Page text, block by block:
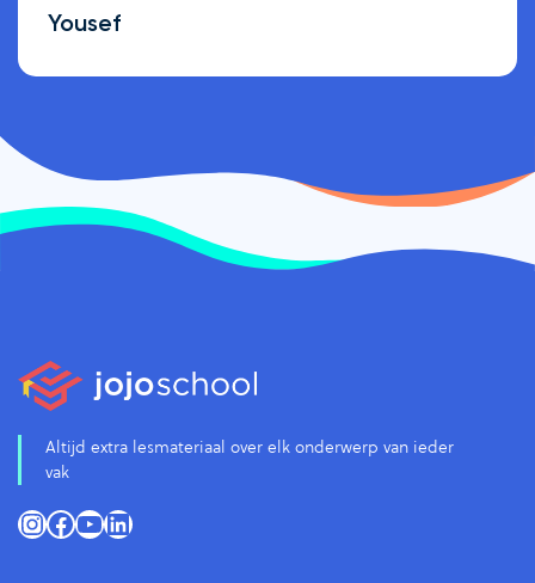
Yousef
Altijd extra lesmateriaal over elk onderwerp van ieder
vak
Instagram
Facebook
YouTube
LinkedIn